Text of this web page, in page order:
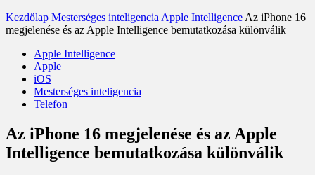
Kezdőlap Mesterséges inteligencia Apple Intelligence Az iPhone 16
megjelenése és az Apple Intelligence bemutatkozása különválik
Apple Intelligence
Apple
iOS
Mesterséges inteligencia
Telefon
Az iPhone 16 megjelenése és az Apple
Intelligence bemutatkozása különválik